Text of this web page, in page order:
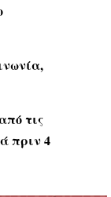
τις
πριν 4